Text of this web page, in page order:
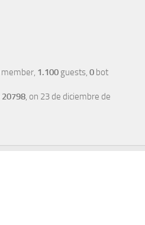
member, 1.100 guests, 0 bot
20798 , on 23 de diciembre de